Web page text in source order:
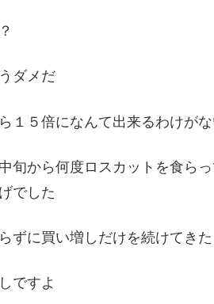
ダメだ
１５倍になんて出来るわけが
旬から何度ロスカットを食ら
でした
ずに買い増しだけを続けてきた
ですよ